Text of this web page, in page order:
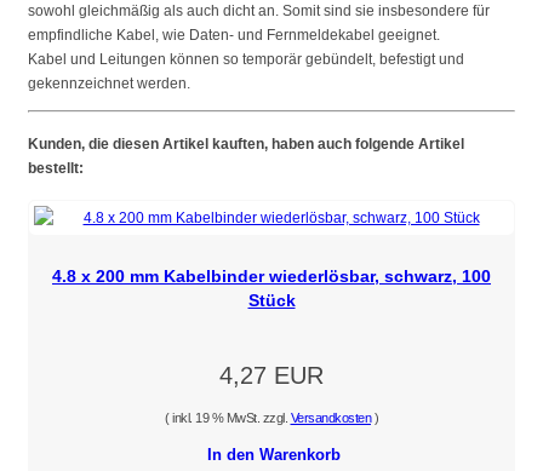
sowohl gleichmäßig als auch dicht an. Somit sind sie insbesondere für
empfindliche Kabel, wie Daten- und Fernmeldekabel geeignet.
Kabel und Leitungen können so temporär gebündelt, befestigt und
gekennzeichnet werden.
Kunden, die diesen Artikel kauften, haben auch folgende Artikel
bestellt:
4.8 x 200 mm Kabelbinder wiederlösbar, schwarz, 100
Stück
4,27 EUR
( inkl. 19 % MwSt. zzgl. Versandkosten)
In den Warenkorb